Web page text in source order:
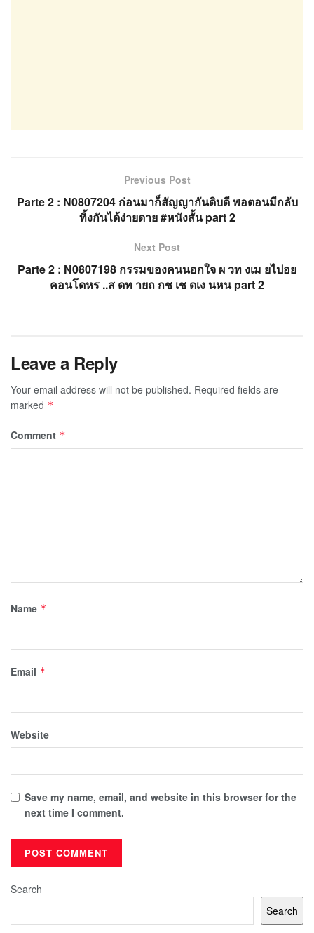
Previous Post
Parte 2 : N0807204 ก่อนมาก็สัญญากันดิบดี พอตอนมีกลับ
ทิ้งกันได้ง่ายดาย #หนังสั้น part 2
Next Post
Parte 2 : N0807198 กรรมของคนนอกใจ ผ วท งเม ยไปอย
คอนโดหร ..ส ดท ายถ กช เช ดเง นหน part 2
Leave a Reply
Your email address will not be published. Required fields are
marked *
Comment *
Name *
Email *
Website
Save my name, email, and website in this browser for the
next time I comment.
Search
Search